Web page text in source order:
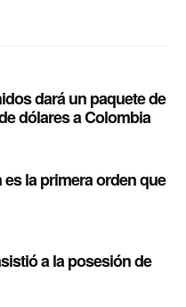
dará un paquete de
dólares a Colombia
la primera orden que
a la posesión de